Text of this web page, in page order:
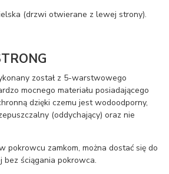
(drzwi otwierane z lewej strony).
został z 5-warstwowego
mocnego materiału posiadającego
dzięki czemu jest wodoodporny,
(oddychający) oraz nie
pokrowcu zamkom, można dostać się do
bez ściągania pokrowca.